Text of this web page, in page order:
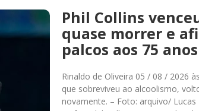
Phil Collins
quase morrer e
palcos aos 75 anos
Rinaldo de Oliveira 05 / 08 / 2026
que sobreviveu ao alcoolismo,
novamente. – Foto: arquivo/